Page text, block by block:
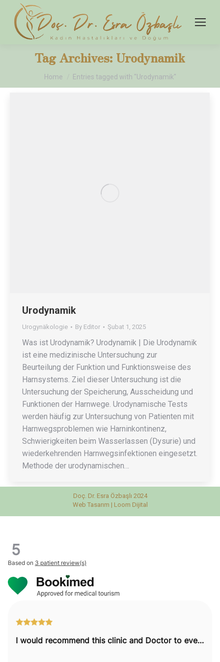
Tag Archives: Urodynamik
You are here:
Home Entries tagged with "Urodynamik"
Urodynamik
Urogynäkologie By Editor Şubat 1, 2025
Was ist Urodynamik? Urodynamik | Die Urodynamik
ist eine medizinische Untersuchung zur
Beurteilung der Funktion und Funktionsweise des
Harnsystems. Ziel dieser Untersuchung ist die
Untersuchung der Speicherung, Ausscheidung und
Funktionen der Harnwege. Urodynamische Tests
werden häufig zur Untersuchung von Patienten mit
Harnwegsproblemen wie Harninkontinenz,
Schwierigkeiten beim Wasserlassen (Dysurie) und
wiederkehrenden Harnwegsinfektionen eingesetzt.
Methode der urodynamischen…
Doç. Dr. Esra Özbaşlı 2024
Web Tasarım | Loom Dijital
5
Based on 3 patient review(s)
I would recommend this clinic and Doctor to everyone.